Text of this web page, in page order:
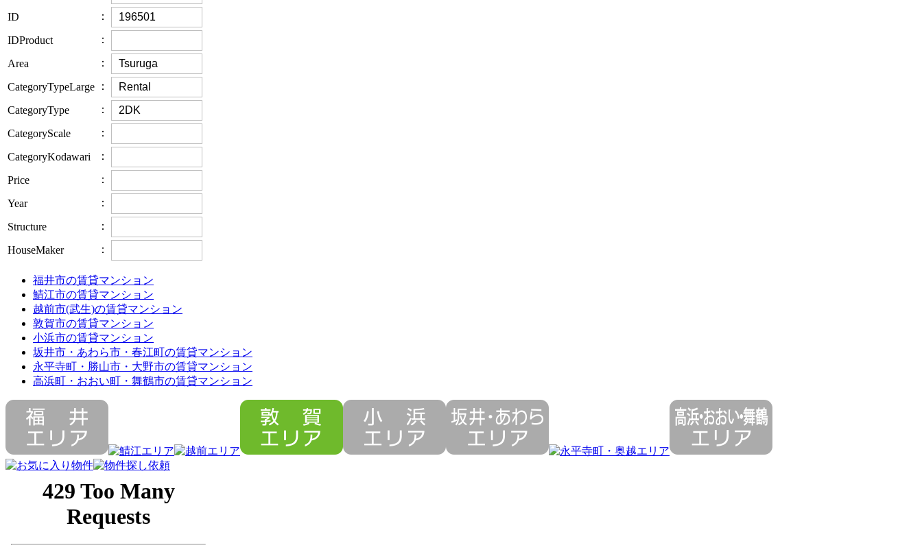
ID ：
IDProduct ：
Area ：
CategoryTypeLarge ：
CategoryType ：
CategoryScale ：
CategoryKodawari ：
Price ：
Year ：
Structure ：
HouseMaker ：
福井市の賃貸マンション
鯖江市の賃貸マンション
越前市(武生)の賃貸マンション
敦賀市の賃貸マンション
小浜市の賃貸マンション
坂井市・あわら市・春江町の賃貸マンション
永平寺町・勝山市・大野市の賃貸マンション
高浜町・おおい町・舞鶴市の賃貸マンション